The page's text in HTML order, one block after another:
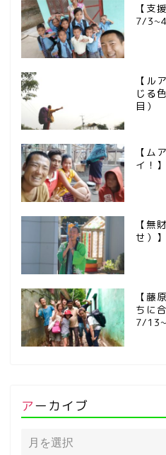
【支
7/
【ル
じる
目）
【ム
イ！
【無
せ）】
【藤
ちに
7/
アーカイブ